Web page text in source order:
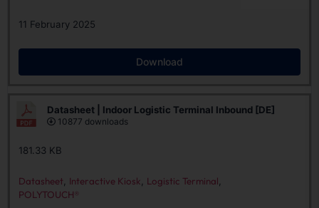
11 February 2025
Download
Datasheet | Indoor Logistic Terminal Inbound [DE]
10877 downloads
181.33 KB
Datasheet Interactive Kiosk Logistic Terminal
POLYTOUCH®